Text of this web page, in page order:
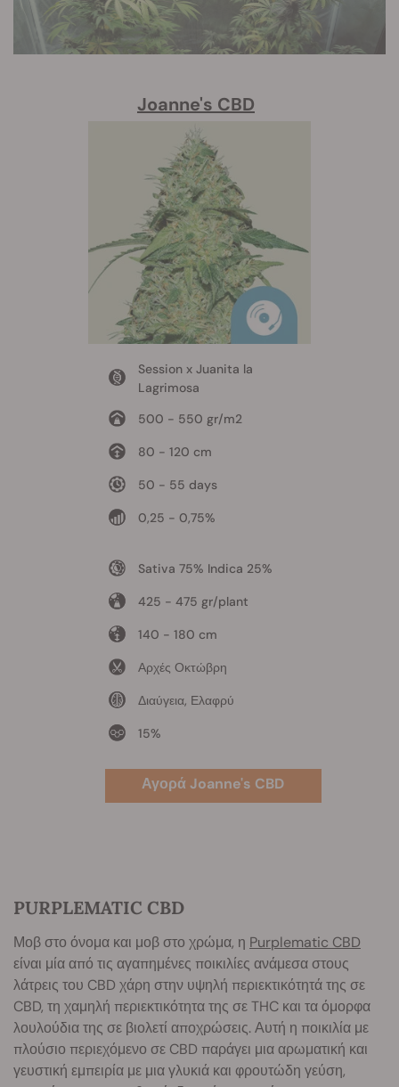
Joanne's CBD
Session x Juanita la
Lagrimosa
500 - 550 gr/m2
80 - 120 cm
50 - 55 days
0,25 - 0,75%
Sativa 75% Indica 25%
425 - 475 gr/plant
140 - 180 cm
Αρχές Οκτώβρη
Διαύγεια, Ελαφρύ
15%
Αγορά Joanne's CBD
PURPLEMATIC CBD
Μοβ στο όνομα και μοβ στο χρώμα, η Purplematic CBD
είναι μία από τις αγαπημένες ποικιλίες ανάμεσα στους
λάτρεις του CBD χάρη στην υψηλή περιεκτικότητά της σε
CBD, τη χαμηλή περιεκτικότητα της σε THC και τα όμορφα
λουλούδια της σε βιολετί αποχρώσεις. Αυτή η ποικιλία με
πλούσιο περιεχόμενο σε CBD παράγει μια αρωματική και
γευστική εμπειρία με μια γλυκιά και φρουτώδη γεύση,